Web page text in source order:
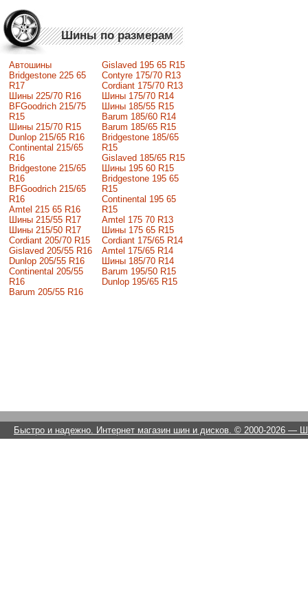
Шины по размерам
Автошины
Bridgestone 225 65
R17
Шины 225/70 R16
BFGoodrich 215/75
R15
Шины 215/70 R15
Dunlop 215/65 R16
Continental 215/65
R16
Bridgestone 215/65
R16
BFGoodrich 215/65
R16
Amtel 215 65 R16
Шины 215/55 R17
Шины 215/50 R17
Сordiant 205/70 R15
Gislaved 205/55 R16
Dunlop 205/55 R16
Continental 205/55
R16
Barum 205/55 R16
Gislaved 195 65 R15
Contyre 175/70 R13
Cordiant 175/70 R13
Шины 175/70 R14
Шины 185/55 R15
Barum 185/60 R14
Barum 185/65 R15
Bridgestone 185/65
R15
Gislaved 185/65 R15
Шины 195 60 R15
Bridgestone 195 65
R15
Continental 195 65
R15
Amtel 175 70 R13
Шины 175 65 R15
Cordiant 175/65 R14
Amtel 175/65 R14
Шины 185/70 R14
Barum 195/50 R15
Dunlop 195/65 R15
Быстро и надежно. Интернет магазин шин и дисков. © 2000-2026 —